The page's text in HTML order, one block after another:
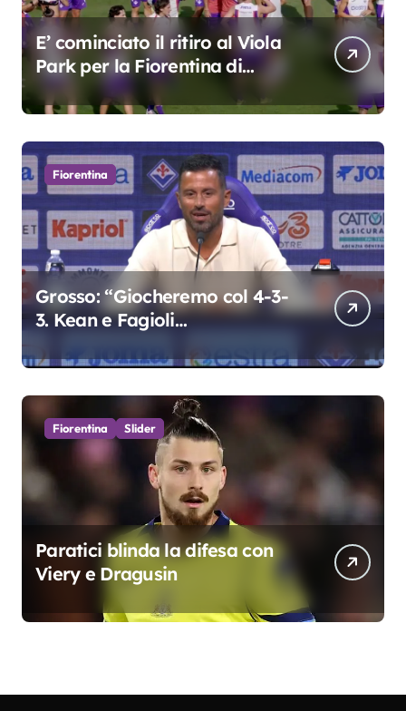
E’ cominciato il ritiro al Viola
Park per la Fiorentina di
Grosso
Fiorentina
Grosso: “Giocheremo col 4-3-
3. Kean e Fagioli
colpo”
Fiorentina Slider
Paratici blinda la difesa con
Viery e Dragusin